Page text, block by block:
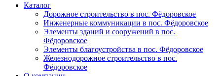
Каталог
Дорожное строительство в пос. Фёдоровское
Инженерные коммуникации в пос. Фёдоровское
Элементы зданий и сооружений в пос.
Фёдоровское
Элементы благоустройства в пос. Фёдоровское
Железнодорожное строительство в пос.
Фёдоровское